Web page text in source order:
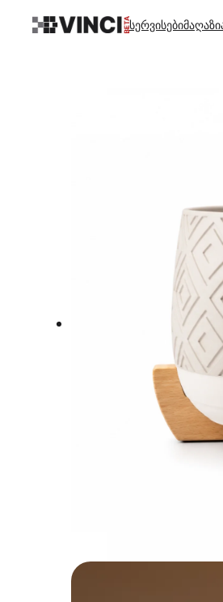
სერვისები